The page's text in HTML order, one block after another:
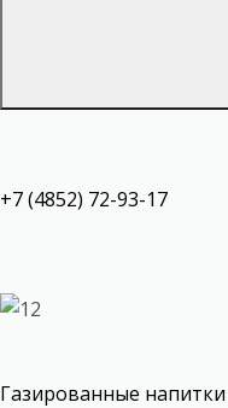
+7 (4852) 72-93-17
Газированные напитки